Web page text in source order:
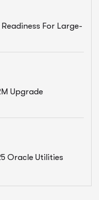
For Large-
Upgrade
Oracle Utilities